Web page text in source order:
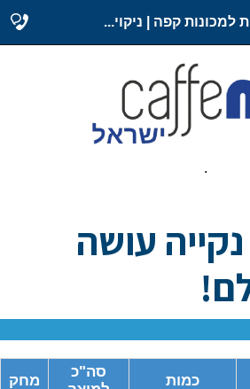
למכונות קפה | ניקוי...
.
עושה
כמות
סה"כ
מחק